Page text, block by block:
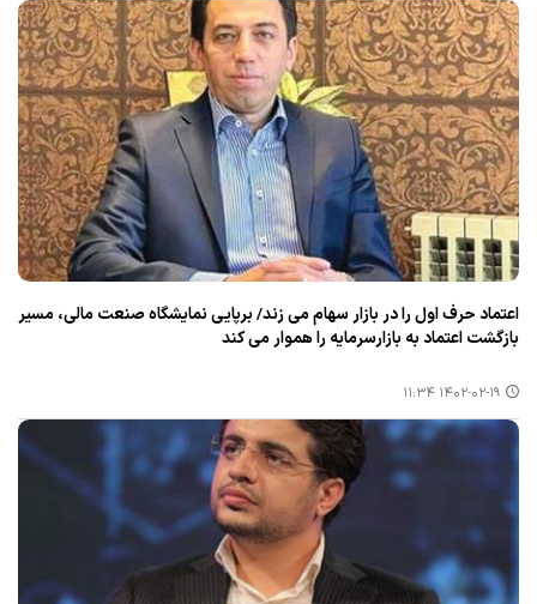
اعتماد حرف اول را در بازار سهام می زند/ برپایی نمایشگاه صنعت مالی، مسیر
بازگشت اعتماد به بازارسرمایه را هموار می كند
۱۴۰۲-۰۲-۱۹ ۱۱:۳۴